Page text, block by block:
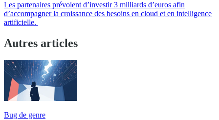
Les partenaires prévoient d’investir 3 milliards d’euros afin
d’accompagner la croissance des besoins en cloud et en intelligence
artificielle.
Autres articles
Bug de genre